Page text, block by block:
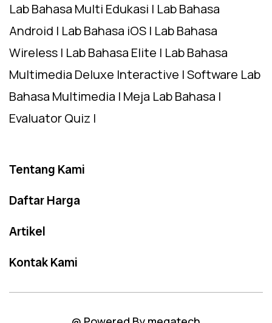
Lab Bahasa Multi Edukasi | Lab Bahasa
Android | Lab Bahasa iOS | Lab Bahasa
Wireless | Lab Bahasa Elite | Lab Bahasa
Multimedia Deluxe Interactive | Software Lab
Bahasa Multimedia | Meja Lab Bahasa |
Evaluator Quiz |
Tentang Kami
Daftar Harga
Artikel
Kontak Kami